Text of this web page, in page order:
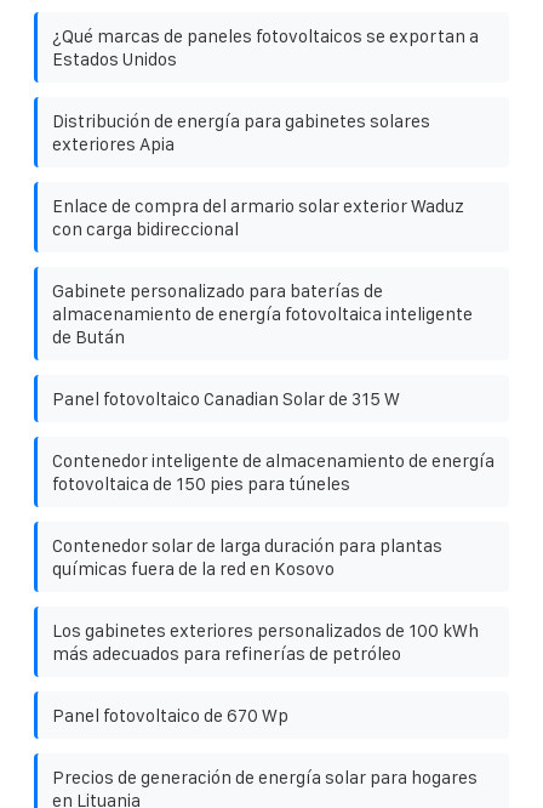
¿Qué marcas de paneles fotovoltaicos se exportan a
Estados Unidos
Distribución de energía para gabinetes solares
exteriores Apia
Enlace de compra del armario solar exterior Waduz
con carga bidireccional
Gabinete personalizado para baterías de
almacenamiento de energía fotovoltaica inteligente
de Bután
Panel fotovoltaico Canadian Solar de 315 W
Contenedor inteligente de almacenamiento de energía
fotovoltaica de 150 pies para túneles
Contenedor solar de larga duración para plantas
químicas fuera de la red en Kosovo
Los gabinetes exteriores personalizados de 100 kWh
más adecuados para refinerías de petróleo
Panel fotovoltaico de 670 Wp
Precios de generación de energía solar para hogares
en Lituania